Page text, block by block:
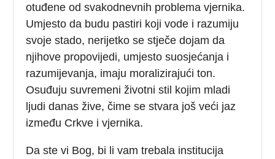
otuđene od svakodnevnih problema vjernika.
Umjesto da budu pastiri koji vode i razumiju
svoje stado, nerijetko se stječe dojam da
njihove propovijedi, umjesto suosjećanja i
razumijevanja, imaju moralizirajući ton.
Osuđuju suvremeni životni stil kojim mladi
ljudi danas žive, čime se stvara još veći jaz
između Crkve i vjernika.
Da ste vi Bog, bi li vam trebala institucija